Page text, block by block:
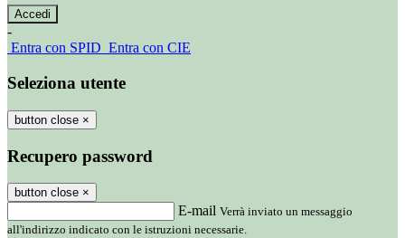
-
Entra con SPID Entra con CIE
Seleziona utente
button close ×
Recupero password
button close ×
E-mail Verrà inviato un messaggio
all'indirizzo indicato con le istruzioni necessarie.